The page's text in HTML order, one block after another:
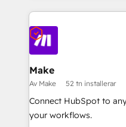
Make
Av Make 52 tn installerar
Connect HubSpot to
your workflows.